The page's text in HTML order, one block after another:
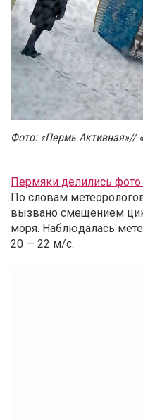
Фото: «Пермь Активная»//
Пермяки делились фото
По словам
вызвано смещением
моря. Наблюдалась
20 — 22 м/с.